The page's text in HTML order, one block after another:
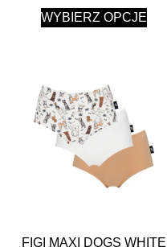
WYBIERZ OPCJE
FIGI MAXI DOGS WHITE